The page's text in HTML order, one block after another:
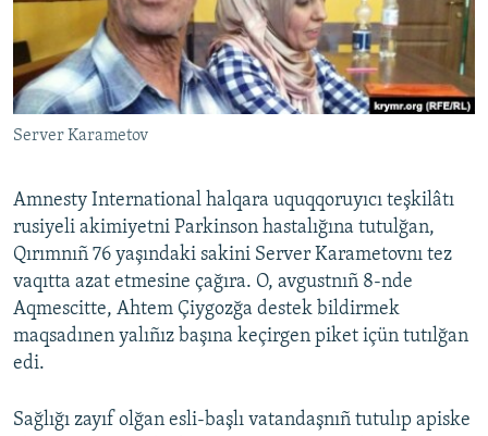
Русский
Українською
QOŞULIÑIZ!
RFE/RS bütün saytları
Server Karametov
Amnesty International halqara uquqqoruyıcı teşkilâtı
rusiyeli akimiyetni Parkinson hastalığına tutulğan,
Qırımnıñ 76 yaşındaki sakini Server Karametovnı tez
vaqıtta azat etmesine çağıra. O, avgustnıñ 8-nde
Aqmescitte, Ahtem Çiygozğa destek bildirmek
maqsadınen yalıñız başına keçirgen piket içün tutılğan
edi.
Sağlığı zayıf olğan esli-başlı vatandaşnıñ tutulıp apiske